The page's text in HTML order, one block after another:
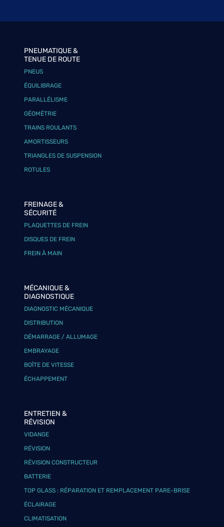
PNEUMATIQUE &
TENUE DE ROUTE
PNEUS
ÉQUILIBRAGE
PARALLÉLISME
GÉOMÉTRIE
TRAINS ROULANTS
AMORTISSEURS
TRIANGLES DE SUSPENSION
ROTULES
FREINAGE &
SÉCURITÉ
PLAQUETTES DE FREIN
DISQUES DE FREIN
FREIN À MAIN
MÉCANIQUE &
DIAGNOSTIQUE
DIAGNOSTIC MÉCANIQUE
DISTRIBUTION
DÉMARRAGE / ALLUMAGE
EMBRAYAGE
BOÎTE DE VITESSE
ÉCHAPPEMENT
ENTRETIEN &
RÉVISION
VIDANGE
RÉVISION
RÉVISION CONSTRUCTEUR
BATTERIE
TOP GLASS : RÉPARATION ET REMPLACEMENT PARE-BRISE
ÉCLAIRAGE
CLIMATISATION